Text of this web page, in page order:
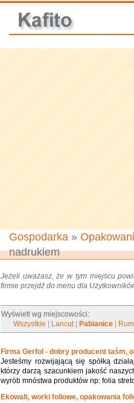
Gospodarka »
nadrukiem
Jeżeli uważasz, że w tym miejscu
firmie przejdź do menu dla
Wyświetl wg miejscowości:
Wszystkie
Lancut| Pabianice
Firma Gerfol - dobry producent taśm,
Jesteśmy rozwijającą się spółką
którzy darzą szacunkiem jakość
wyrób mnóstwa produktów np: folia
Ekowalt, worki foliowe, opakowania